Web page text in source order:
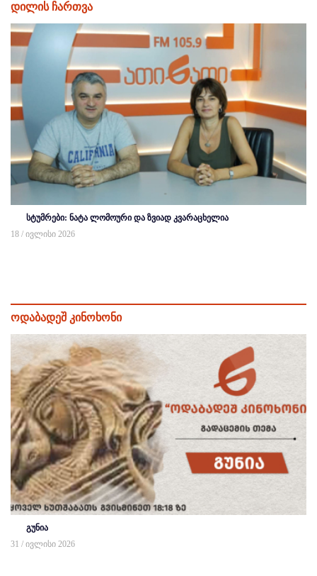
დილის ჩართვა
სტუმრები: ნატა ლომოური და ზვიად კვარაცხელია
18 / ივლისი 2026
ოდაბადეშ კინოხონი
გუნია
31 / ივლისი 2026